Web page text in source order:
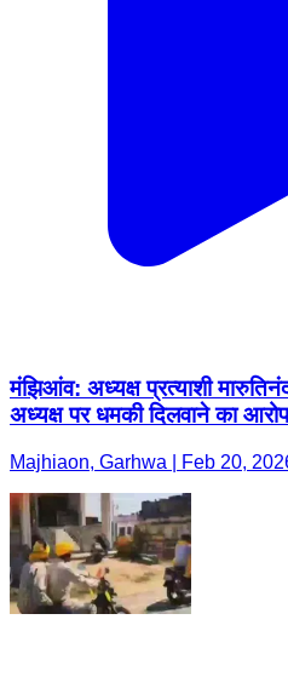
मंझिआंव: अध्यक्ष प्रत्याशी
अध्यक्ष पर धमकी दिलवाने का
Majhiaon, Garhwa | Feb 20,